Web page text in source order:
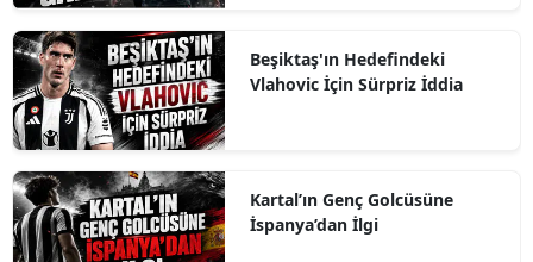
Beşiktaş'ın Hedefindeki
Vlahovic İçin Sürpriz İddia
Kartal’ın Genç Golcüsüne
İspanya’dan İlgi